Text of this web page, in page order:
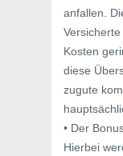
anfallen.
Kosten
diese
zugute
• Der
Hierbei